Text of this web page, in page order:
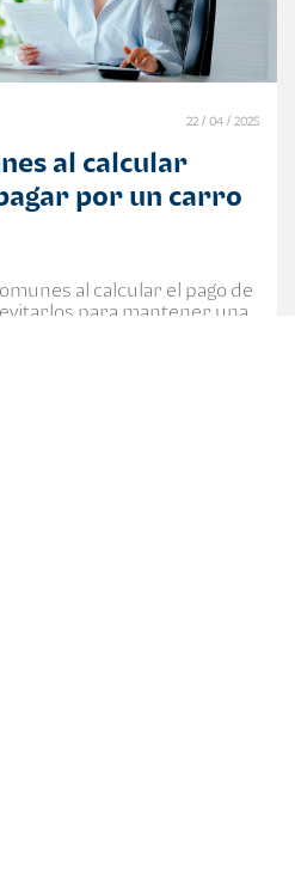
22 / 04 / 2025
al calcular
por un carro
al calcular el pago de
para mantener una